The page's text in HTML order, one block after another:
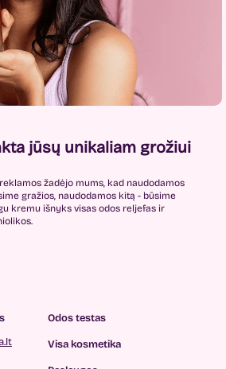
jūsų unikaliam grožiui
žadėjo mums, kad naudodamos
gražios, naudodamos kitą - būsime
kremu išnyks visas odos reljefas ir
Odos testas
Visa kosmetika